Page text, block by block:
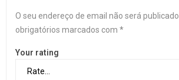
O seu endereço de email não será publicado.
obrigatórios marcados com *
Your rating